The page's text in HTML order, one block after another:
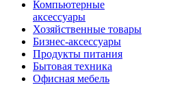
Компьютерные
аксессуары
Хозяйственные товары
Бизнес-аксессуары
Продукты питания
Бытовая техника
Офисная мебель